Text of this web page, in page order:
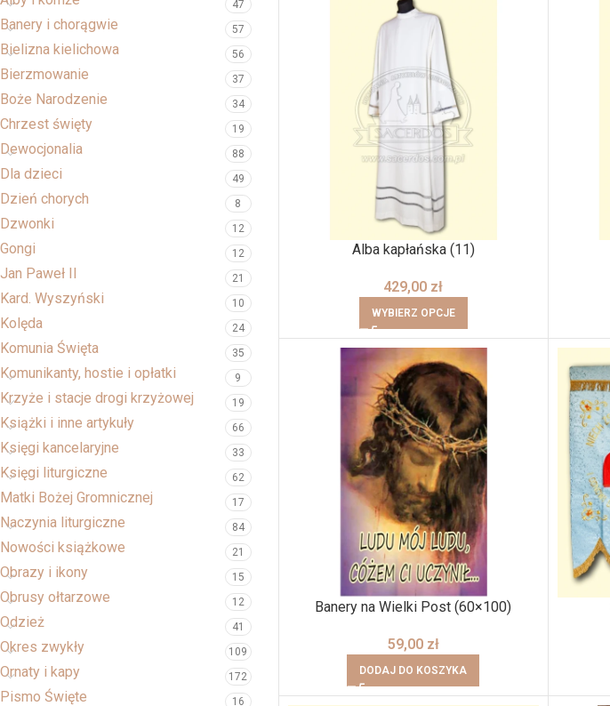
47
Banery i chorągwie 57
Bielizna kielichowa 56
Bierzmowanie 37
Boże Narodzenie 34
Chrzest święty 19
Dewocjonalia 88
Dla dzieci 49
Dzień chorych 8
Dzwonki 12
Gongi 12
Jan Paweł II 21
Kard. Wyszyński 10
Kolęda 24
Komunia Święta 35
Komunikanty, hostie i opłatki 9
Krzyże i stacje drogi krzyżowej 19
Książki i inne artykuły 66
Księgi kancelaryjne 33
Księgi liturgiczne 62
Matki Bożej Gromnicznej 17
Naczynia liturgiczne 84
Nowości książkowe 21
Obrazy i ikony 15
Obrusy ołtarzowe 12
Odzież 41
Okres zwykły 109
Ornaty i kapy 172
Pismo Święte 16
Alba kapłańska (11)
429,00 zł
WYBIERZ OPCJE
Banery na Wielki Post (60×100)
59,00 zł
DODAJ DO KOSZYKA